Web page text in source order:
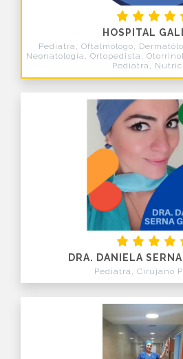
HOSPITAL
Pediatra, Oftalmólogo,
Neonatología, Ortopedista,
Pediatra,
DRA. DANIELA
Pediatra, Cirujano